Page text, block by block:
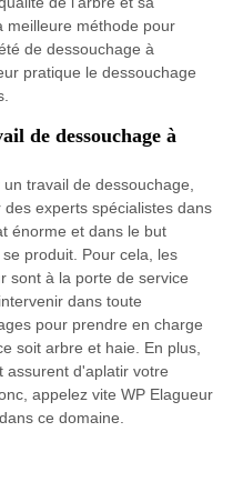
meilleure méthode pour
de dessouchage à
pratique le dessouchage
de dessouchage à
travail de dessouchage,
experts spécialistes dans
énorme et dans le but
produit. Pour cela, les
sont à la porte de service
dans toute
pour prendre en charge
soit arbre et haie. En plus,
assurent d'aplatir votre
appelez vite WP Elagueur
ce domaine.